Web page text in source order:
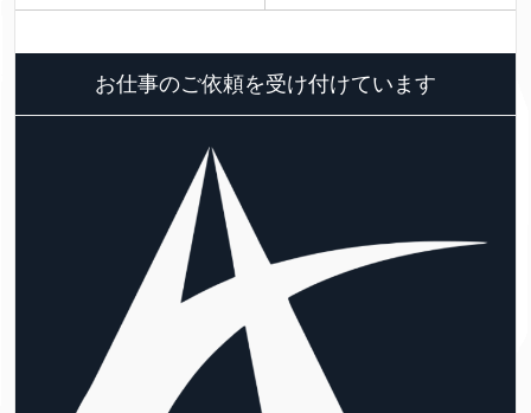
お仕事のご依頼を受け付けています